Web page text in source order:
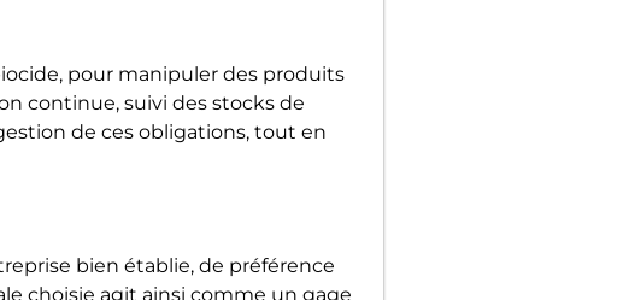
pour manipuler des produits
continue, suivi des stocks de
de ces obligations, tout en
bien établie, de préférence
choisie agit ainsi comme un gage